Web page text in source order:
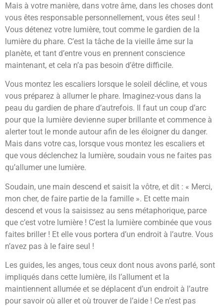
Mais à votre manière, dans votre âme, dans les choses dont
vous êtes responsable personnellement, vous êtes seul !
Vous détenez votre lumière, tout comme le gardien de la
lumière du phare. C’est la tâche de la vieille âme sur la
planète, et tant d’entre vous en prennent conscience
maintenant, et cela n’a pas besoin d’être difficile.
Vous montez les escaliers lorsque le soleil décline, et vous
vous préparez à allumer le phare. Imaginez-vous dans la
peau du gardien de phare d’autrefois. Il faut un coup d’arc
pour que la lumière devienne super brillante et commence à
alerter tout le monde autour afin de les éloigner du danger.
Mais dans votre cas, lorsque vous montez les escaliers et
que vous déclenchez la lumière, soudain vous ne faites pas
qu’allumer une lumière.
Soudain, une main descend et saisit la vôtre, et dit : « Merci,
mon cher, de faire partie de la famille ». Et cette main
descend et vous la saisissez au sens métaphorique, parce
que c’est votre lumière ! C’est la lumière combinée que vous
faites briller ! Et elle vous portera d’un endroit à l’autre. Vous
n’avez pas à le faire seul !
Les guides, les anges, tous ceux dont nous avons parlé, sont
impliqués dans cette lumière, ils l’allument et la
maintiennent allumée et se déplacent d’un endroit à l’autre
pour savoir où aller et où trouver de l’aide ! Ce n’est pas